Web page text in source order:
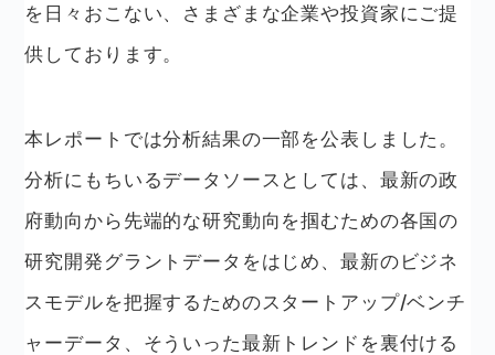
を日々おこない、さまざまな企業や投資家にご提
供しております。
本レポートでは分析結果の一部を公表しました。
分析にもちいるデータソースとしては、最新の政
府動向から先端的な研究動向を掴むための各国の
研究開発グラントデータをはじめ、最新のビジネ
スモデルを把握するためのスタートアップ/ベンチ
ャーデータ、そういった最新トレンドを裏付ける